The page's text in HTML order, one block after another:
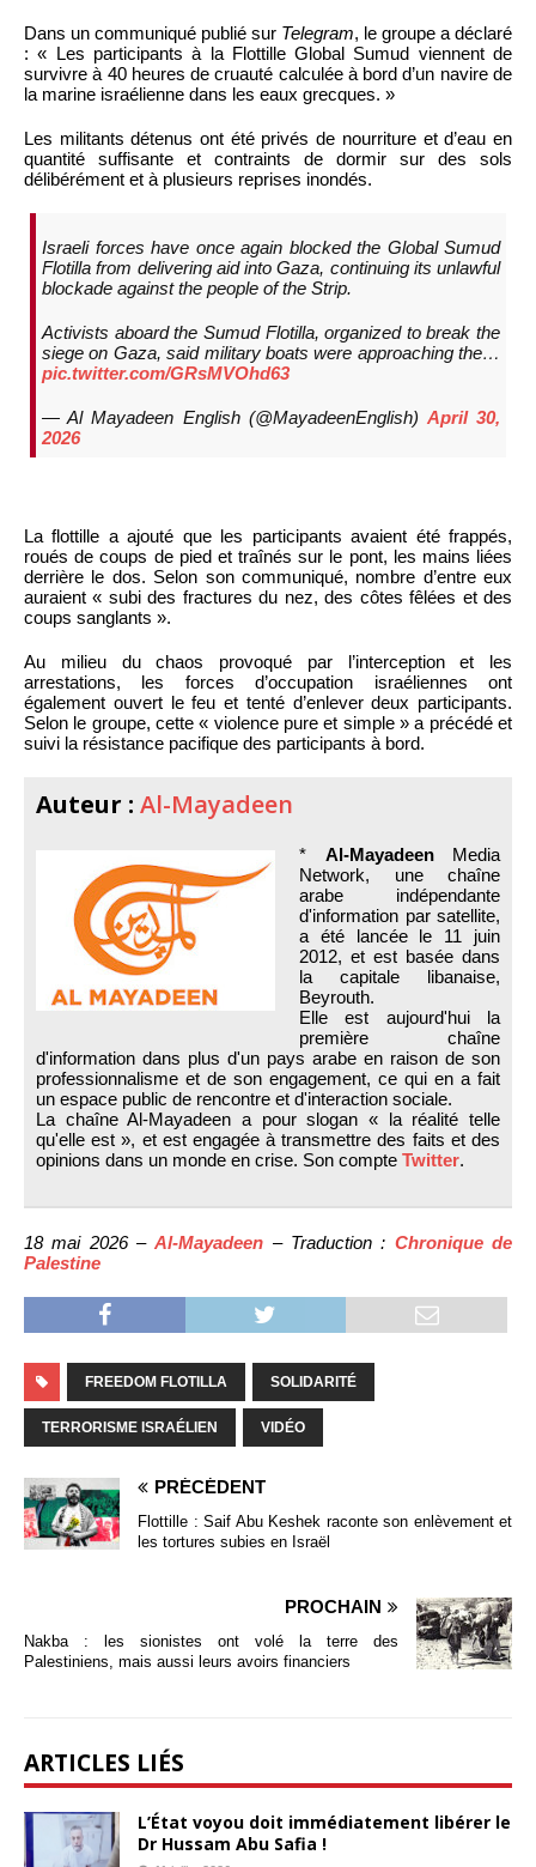
Dans un communiqué publié sur Telegram, le groupe a déclaré
: « Les participants à la Flottille Global Sumud viennent de
survivre à 40 heures de cruauté calculée à bord d’un navire de
la marine israélienne dans les eaux grecques. »
Les militants détenus ont été privés de nourriture et d’eau en
quantité suffisante et contraints de dormir sur des sols
délibérément et à plusieurs reprises inondés.
Israeli forces have once again blocked the Global Sumud
Flotilla from delivering aid into Gaza, continuing its unlawful
blockade against the people of the Strip.
Activists aboard the Sumud Flotilla, organized to break the
siege on Gaza, said military boats were approaching the…
pic.twitter.com/GRsMVOhd63
— Al Mayadeen English (@MayadeenEnglish) April 30,
2026
La flottille a ajouté que les participants avaient été frappés,
roués de coups de pied et traînés sur le pont, les mains liées
derrière le dos. Selon son communiqué, nombre d’entre eux
auraient « subi des fractures du nez, des côtes fêlées et des
coups sanglants ».
Au milieu du chaos provoqué par l’interception et les
arrestations, les forces d’occupation israéliennes ont
également ouvert le feu et tenté d’enlever deux participants.
Selon le groupe, cette « violence pure et simple » a précédé et
suivi la résistance pacifique des participants à bord.
Auteur : Al-Mayadeen
* Al-MayadeenMedia
Network, une chaîne
arabe indépendante
d'information par satellite,
a été lancée le 11 juin
2012, et est basée dans
la capitale libanaise,
Beyrouth.
Elle est aujourd'hui la
première chaîne
d'information dans plus d'un pays arabe en raison de son
professionnalisme et de son engagement, ce qui en a fait
un espace public de rencontre et d'interaction sociale.
La chaîne Al-Mayadeen a pour slogan « la réalité telle
qu'elle est », et est engagée à transmettre des faits et des
opinions dans un monde en crise. Son compte Twitter.
18 mai 2026 –Al-Mayadeen – Traduction : Chronique de
Palestine
FREEDOM FLOTILLA SOLIDARITÉ
TERRORISME ISRAÉLIEN VIDÉO
PRÉCÉDENT
Flottille : Saif Abu Keshek raconte son enlèvement et
les tortures subies en Israël
PROCHAIN
Nakba : les sionistes ont volé la terre des
Palestiniens, mais aussi leurs avoirs financiers
ARTICLES LIÉS
L’État voyou doit immédiatement libérer le
Dr Hussam Abu Safia !